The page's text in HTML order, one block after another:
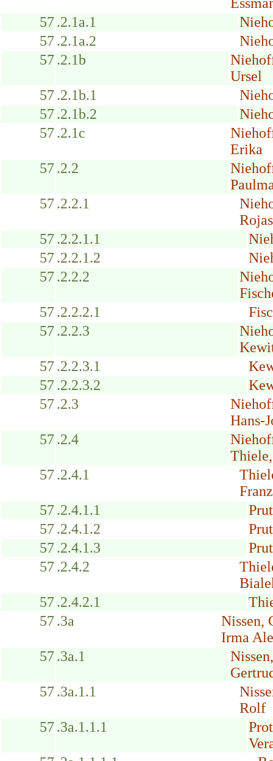
57.2.1a.1
57.2.1a.2
57.2.1b
Ursel
57.2.1b.1
57.2.1b.2
57.2.1c
Erika
57.2.2
57.2.2.1
57.2.2.1.1
57.2.2.1.2
57.2.2.2
57.2.2.2.1
57.2.2.3
57.2.2.3.1
57.2.2.3.2
57.2.3
Hans-
57.2.4
57.2.4.1
Franz
57.2.4.1.1
57.2.4.1.2
57.2.4.1.3
57.2.4.2
57.2.4.2.1
57.3a
Nissen,
Irma
57.3a.1
57.3a.1.1
Rolf
57.3a.1.1.1